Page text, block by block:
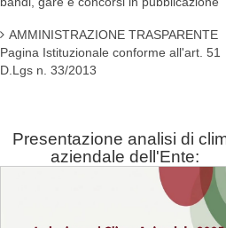
AMMINISTRAZIONE TRASPARENTE
Pagina Istituzionale conforme all'art. 51
D.Lgs n. 33/2013
Presentazione analisi di
aziendale dell'Ente: